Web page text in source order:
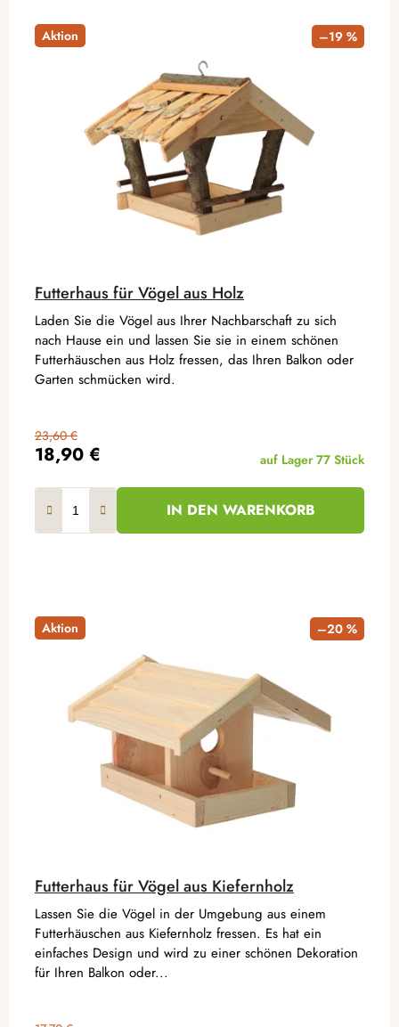
Aktion –19 %
Futterhaus für Vögel aus Holz
18,90 €
23,60 €
auf Lager 77 Stück
IN DEN WARENKORB
Laden Sie die Vögel aus Ihrer Nachbarschaft zu sich
nach Hause ein und lassen Sie sie in einem schönen
Futterhäuschen aus Holz fressen, das Ihren Balkon oder
Garten schmücken wird.
Aktion –20 %
Futterhaus für Vögel aus Kiefernholz
Lassen Sie die Vögel in der Umgebung aus einem
Futterhäuschen aus Kiefernholz fressen. Es hat ein
einfaches Design und wird zu einer schönen Dekoration
für Ihren Balkon oder...